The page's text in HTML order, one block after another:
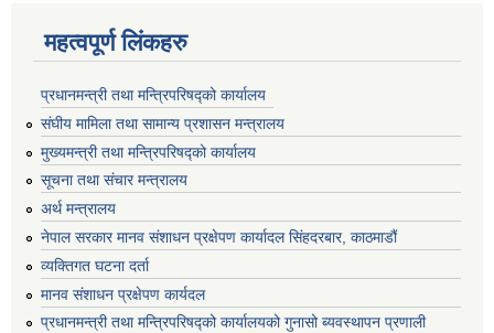
महत्वपूर्ण लिंकहरु
प्रधानमन्त्री तथा मन्त्रिपरिषद्को कार्यालय
संघीय मामिला तथा सामान्य प्रशासन मन्त्रालय
मुख्यमन्त्री तथा मन्त्रिपरिषद्को कार्यालय
सूचना तथा संचार मन्त्रालय
अर्थ मन्त्रालय
नेपाल सरकार मानव संशाधन प्रक्षेपण कार्यादल सिंहदरबार, काठमाडौं
व्यक्तिगत घटना दर्ता
मानव संशाधन प्रक्षेपण कार्यदल
प्रधानमन्त्री तथा मन्त्रिपरिषद्को कार्यालयको गुनासो ब्यवस्थापन प्रणाली